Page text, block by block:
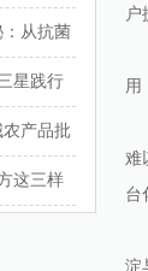
：从抗菌
星践行
农产品批
这三样
户
用
难
台
淀